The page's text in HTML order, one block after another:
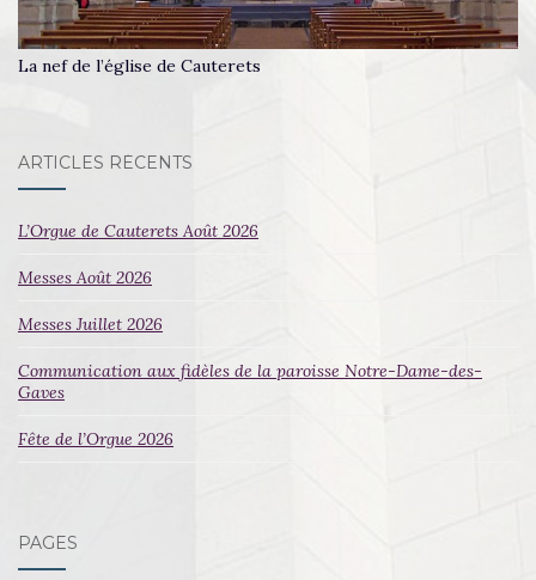
La nef de l’église de Cauterets
ARTICLES RÉCENTS
L’Orgue de Cauterets Août 2026
Messes Août 2026
Messes Juillet 2026
Communication aux fidèles de la paroisse Notre-Dame-des-
Gaves
Fête de l’Orgue 2026
PAGES